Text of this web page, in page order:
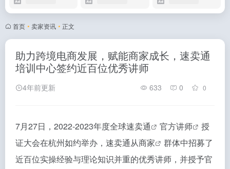
首页 • 卖家资讯 • 正文
助力跨境电商发展，赋能商家成长，速卖通
培训中心签约近百位优秀讲师
4年前更新 633 0 0
7月27日，2022-2023年度全球速卖通 官方讲师
授
证大会在杭州如约举办，速卖通从商家
群体中招募了
近百位实操经验与理论知识并重的优秀讲师，并授予官